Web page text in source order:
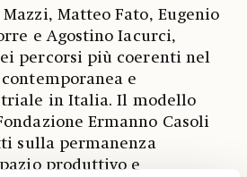
Matteo Fato, Eugenio
e Agostino Iacurci,
percorsi più coerenti nel
e
in Italia. Il modello
Ermanno Casoli
sulla permanenza
produttivo e